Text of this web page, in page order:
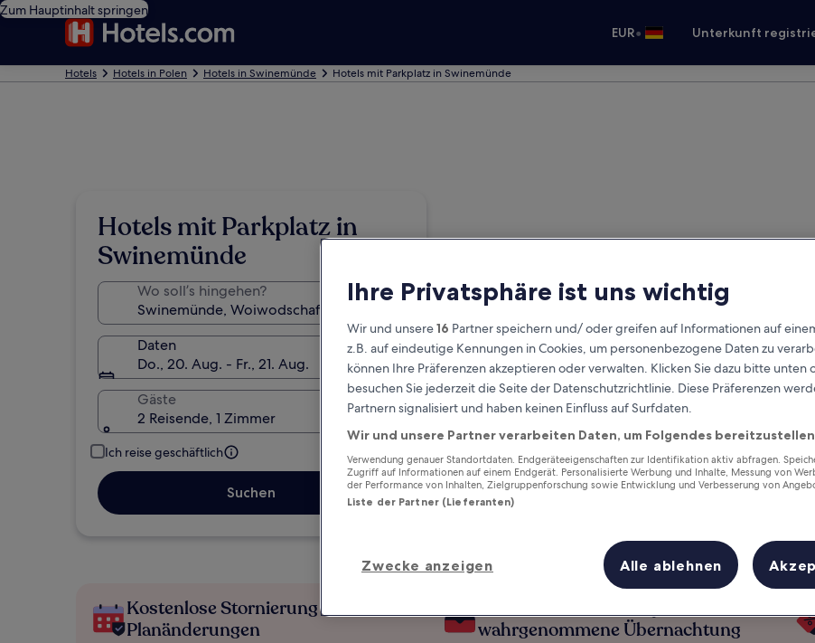
Zum Hauptinhalt springen
EUR• Unterkunft
Hotels Hotels in Polen Hotels in Swinemünde Hotels mit Parkplatz in Swinemünde
Hotels mit Parkplatz in
Swinemünde
Wo soll’s hingehen?
Daten
Do., 20. Aug. - Fr., 21. Aug.
Gäste
2 Reisende, 1 Zimmer
Ich reise geschäftlich
Suchen
Kostenlose Stornierung bei
Planänderungen
wahrgenommene Übernachtung
Ihre Privatsphäre ist uns wichtig
Wir und unsere16 Partner speichern und/ oder greifen auf Informationen auf
z.B. auf eindeutige Kennungen in Cookies, um personenbezogene Daten zu
können Ihre Präferenzen akzeptieren oder verwalten. Klicken Sie dazu bitte unten
besuchen Sie jederzeit die Seite der Datenschutzrichtlinie. Diese Präferenzen
Partnern signalisiert und haben keinen Einfluss auf Surfdaten.
Wir und unsere Partner verarbeiten Daten, um Folgendes
Verwendung genauer Standortdaten. Endgeräteeigenschaften zur Identifikation aktiv abfragen.
Zugriff auf Informationen auf einem Endgerät. Personalisierte Werbung und Inhalte, Messung von
der Performance von Inhalten, Zielgruppenforschung sowie Entwicklung und Verbesserung von
Liste der Partner (Lieferanten)
Zwecke anzeigen Alle ablehnen